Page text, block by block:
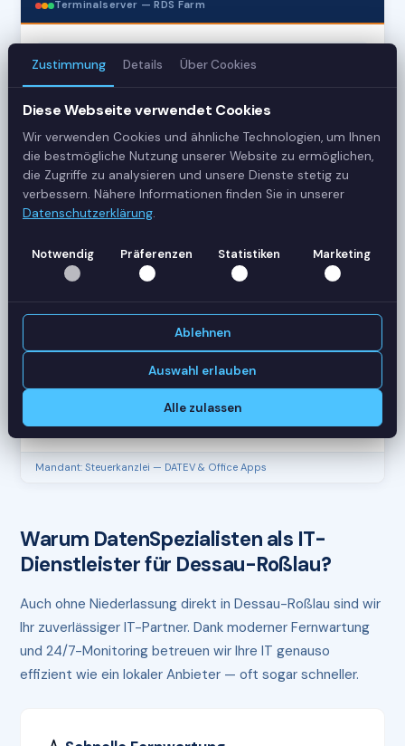
Terminalserver — RDS Farm
3
42
Sessions
SERVER-AUSLASTUNG
Mandant: Steuerkanzlei — DATEV & Office Apps
Warum DatenSpezialisten als IT-
Dienstleister für Dessau-Roßlau?
Auch ohne Niederlassung direkt in Dessau-Roßlau sind wir
Ihr zuverlässiger IT-Partner. Dank moderner Fernwartung
und 24/7-Monitoring betreuen wir Ihre IT genauso
effizient wie ein lokaler Anbieter — oft sogar schneller.
Zustimmung Details Über Cookies
Diese Webseite verwendet Cookies
Wir verwenden Cookies und ähnliche Technologien, um Ihnen
die bestmögliche Nutzung unserer Website zu ermöglichen,
die Zugriffe zu analysieren und unsere Dienste stetig zu
verbessern. Nähere Informationen finden Sie in unserer
Datenschutzerklärung.
Notwendig Präferenzen Statistiken Marketing
Ablehnen
Auswahl erlauben
Alle zulassen